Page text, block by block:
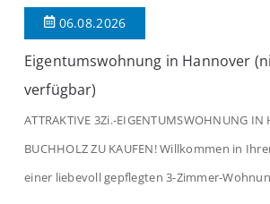
06.08.2026
Eigentumswohnung in Hannover
verfügbar)
ATTRAKTIVE 3Zi.-EIGENTUMSWOHNUNG IN
BUCHHOLZ ZU KAUFEN! Willkommen in
einer liebevoll gepflegten 3-Zimmer-